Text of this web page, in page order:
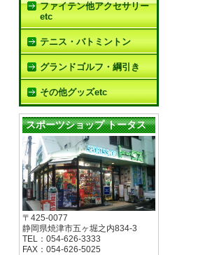
ファイテン他アクセサリー
etc
テニス・バトミントン
グランドゴルフ・綱引き
その他グッズetc
スポーツショップ トータス
〒425-0077
静岡県焼津市五ヶ堀之内834-3
TEL：054-626-3333
FAX：054-626-5025